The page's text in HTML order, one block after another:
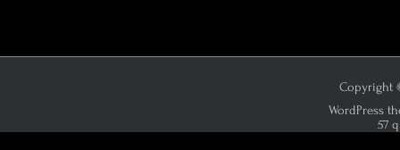
Copyright
WordPress
57